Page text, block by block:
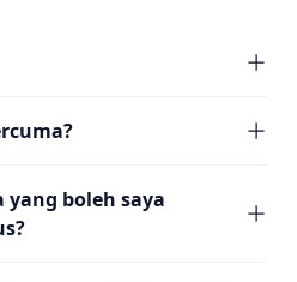
yang boleh saya